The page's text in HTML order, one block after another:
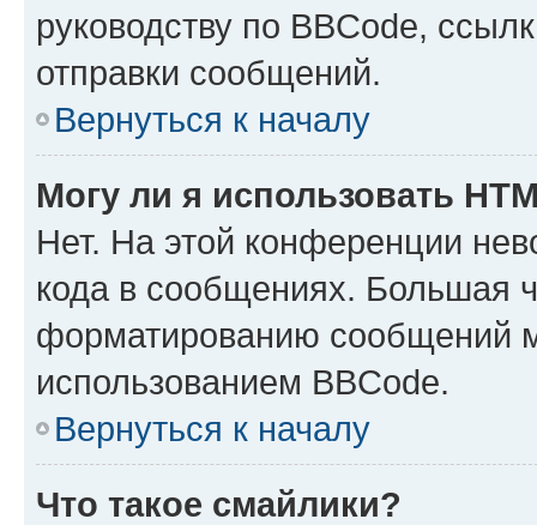
руководству по BBCode,
отправки сообщений.
Вернуться к началу
Могу ли я использовать
Нет. На этой конференции
кода в сообщениях. Большая
форматированию сообщений
использованием BBCode.
Вернуться к началу
Что такое смайлики?